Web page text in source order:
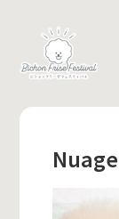
Nuage